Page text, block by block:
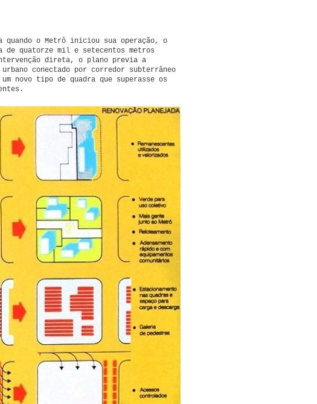
o Metrô iniciou sua operação, o
de quatorze mil e setecentos metros
direta, o plano previa a
conectado por corredor subterrâneo
novo tipo de quadra que superasse os